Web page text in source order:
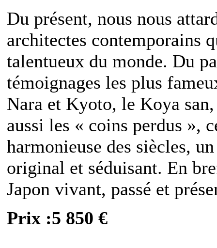
Du présent, nous nous
architectes contemporains
talentueux du monde. Du
témoignages les plus
Nara et Kyoto, le Koya
aussi les « coins perdus »,
harmonieuse des siècles,
original et séduisant. En
Japon vivant, passé et
Prix :5 850 €